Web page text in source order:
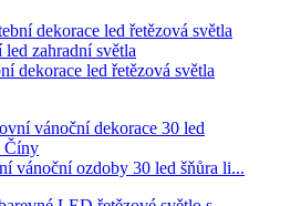
dekorace led řetězová světla
vánoční ozdoby 30 led šňůra li...